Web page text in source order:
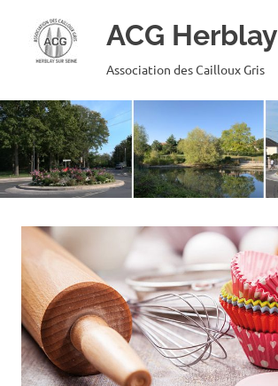
Skip
to
content
ACG Herblay
Association des Cailloux Gris